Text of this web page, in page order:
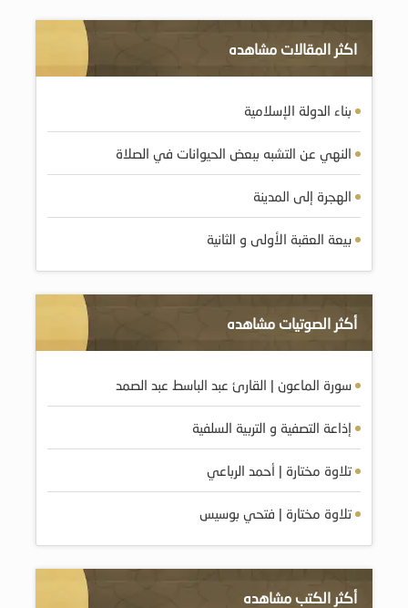
اكثر المقالات مشاهده
بناء الدولة الإسلامية
النهي عن التشبه ببعض الحيوانات في الصلاة
الهجرة إلى المدينة
بيعة العقبة الأولى و الثانية
أكثر الصوتيات مشاهده
سورة الماعون | القارئ عبد الباسط عبد الصمد
إذاعة التصفية و التربية السلفية
تلاوة مختارة | أحمد الرباعي
تلاوة مختارة | فتحي بوسيس
أكثر الكتب مشاهده